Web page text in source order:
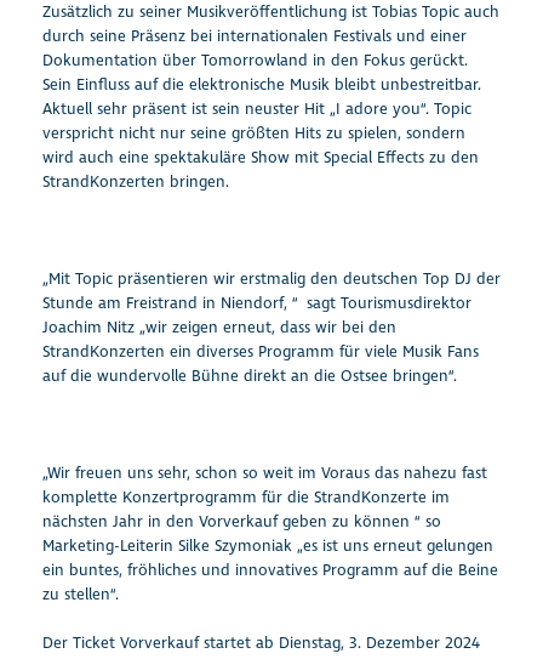
Zusätzlich zu seiner Musikveröffentlichung ist Tobias Topic auch
durch seine Präsenz bei internationalen Festivals und einer
Dokumentation über Tomorrowland in den Fokus gerückt.
Sein Einfluss auf die elektronische Musik bleibt unbestreitbar.
Aktuell sehr präsent ist sein neuster Hit „I adore you“. Topic
verspricht nicht nur seine größten Hits zu spielen, sondern
wird auch eine spektakuläre Show mit Special Effects zu den
StrandKonzerten bringen.
„Mit Topic präsentieren wir erstmalig den deutschen Top DJ der
Stunde am Freistrand in Niendorf, “ sagt Tourismusdirektor
Joachim Nitz „wir zeigen erneut, dass wir bei den
StrandKonzerten ein diverses Programm für viele Musik Fans
auf die wundervolle Bühne direkt an die Ostsee bringen“.
„Wir freuen uns sehr, schon so weit im Voraus das nahezu fast
komplette Konzertprogramm für die StrandKonzerte im
nächsten Jahr in den Vorverkauf geben zu können “ so
Marketing-Leiterin Silke Szymoniak „es ist uns erneut gelungen
ein buntes, fröhliches und innovatives Programm auf die Beine
zu stellen“.
Der Ticket Vorverkauf startet ab Dienstag, 3. Dezember 2024